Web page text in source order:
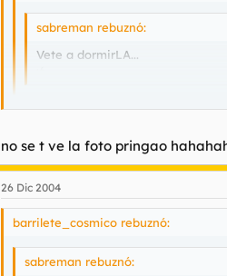
sabreman rebuznó:
Vete a dormirLA...
más completo todavía.
no se t ve la foto pringao
26 Dic 2004
barrilete_cosmico rebuznó:
sabreman rebuznó: